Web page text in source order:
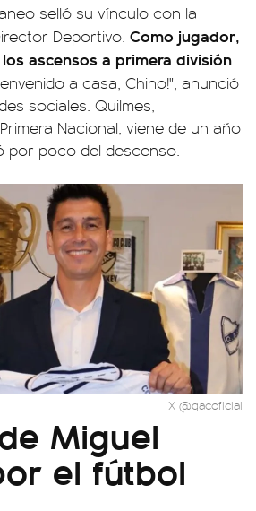
selló su vínculo con la
Deportivo. Como jugador,
ascensos a primera división
a casa, Chino!", anunció
sociales. Quilmes,
Nacional, viene de un año
por poco del descenso.
X @qacoficial
Miguel
el fútbol